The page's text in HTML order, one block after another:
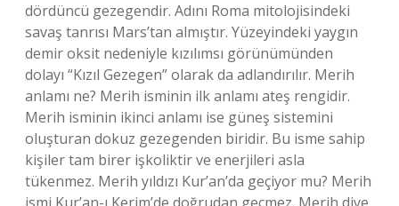
dördüncü gezegendir. Adını Roma mitolojisindeki
savaş tanrısı Mars’tan almıştır. Yüzeyindeki yaygın
demir oksit nedeniyle kızılımsı görünümünden
dolayı “Kızıl Gezegen” olarak da adlandırılır. Merih
anlamı ne? Merih isminin ilk anlamı ateş rengidir.
Merih isminin ikinci anlamı ise güneş sistemini
oluşturan dokuz gezegenden biridir. Bu isme sahip
kişiler tam birer işkoliktir ve enerjileri asla
tükenmez. Merih yıldızı Kur’an’da geçiyor mu? Merih